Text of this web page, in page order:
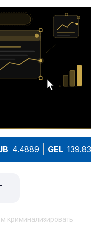
4.4889 GEL 139.83
криминализировать